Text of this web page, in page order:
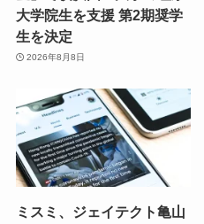
大学院生を支援 第2期奨学
生を決定
2026年8月8日
ミスミ、ジェイテクト亀山